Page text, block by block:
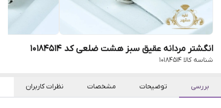
انگشتر مردانه عقیق سبز هشت ضلعی کد 10184514
شناسه کالا 10184514
بررسی توضیحات مشخصات نظرات کاربران